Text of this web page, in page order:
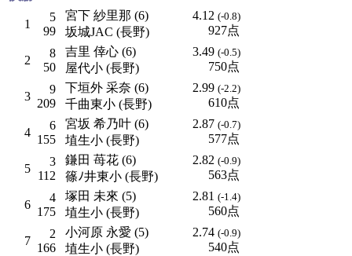
1
5
99
宮下 紗里那 (6)
坂城JAC (長野)
4.12 (-0.8)
927点
2
8
50
吉里 倖心 (6)
屋代小 (長野)
3.49 (-0.5)
750点
3
9
209
下垣外 采奈 (6)
千曲東小 (長野)
2.99 (-2.2)
610点
4
6
155
宮坂 希乃叶 (6)
埴生小 (長野)
2.87 (-0.7)
577点
5
3
112
鎌田 苺花 (6)
篠ﾉ井東小 (長野)
2.82 (-0.9)
563点
6
4
175
塚田 未來 (5)
埴生小 (長野)
2.81 (-1.4)
560点
7
2
166
小河原 永愛 (5)
埴生小 (長野)
2.74 (-0.9)
540点